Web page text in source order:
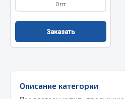
Блоки реле и предохранителей
Вилки нагрузочные
Выключатели и переключатели
Выключатели кнопочные
Опт
Заказать
Описание категории